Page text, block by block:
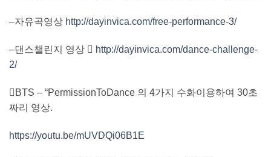
–자유곡영상 http://dayinvica.com/free-performance-3/
–댄스챌린지 영상  http://dayinvica.com/dance-challenge-
2/
 BTS – “PermissionToDance 의 4가지 수화이용하여 30초
짜리 영상.
https://youtu.be/mUVDQi06B1E